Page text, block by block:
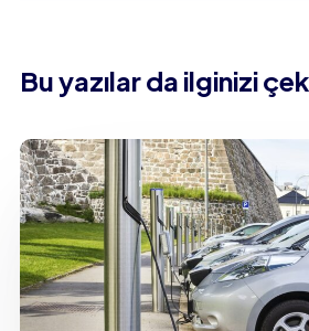
Bu yazılar da ilginizi